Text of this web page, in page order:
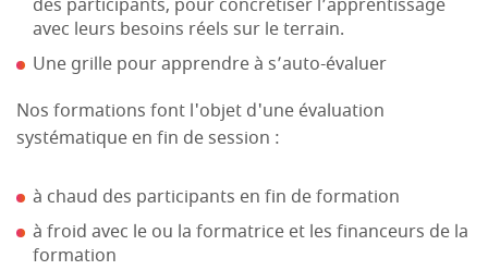
des participants, pour concrétiser l’apprentissage
avec leurs besoins réels sur le terrain.
Une grille pour apprendre à s’auto-évaluer
Nos formations font l'objet d'une évaluation
systématique en fin de session :
à chaud des participants en fin de formation
à froid avec le ou la formatrice et les financeurs de la
formation